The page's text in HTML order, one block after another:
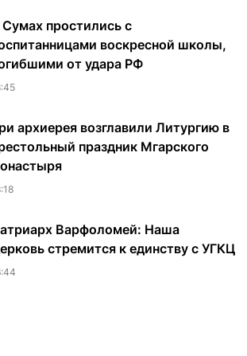
простились с
воскресной школы,
от удара РФ
архиерея возглавили Литургию в
праздник Мгарского
Варфоломей: Наша
стремится к единству с УГКЦ